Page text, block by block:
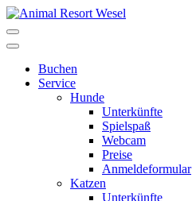
Buchen
Service
Hunde
Unterkünfte
Spielspaß
Webcam
Preise
Anmeldeformular
Katzen
Unterkünfte